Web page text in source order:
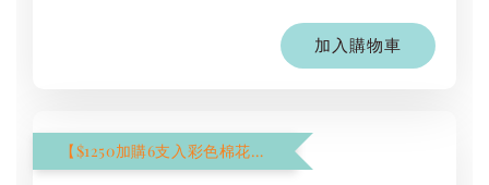
加入購物車
【$1250加購6支入彩色棉花棒】